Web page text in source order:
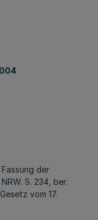
der
S. 234, ber.
vom 17.